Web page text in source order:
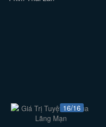
16/16